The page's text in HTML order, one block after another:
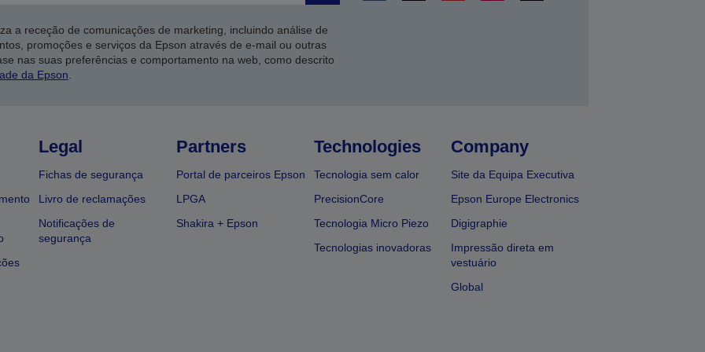
a receção de comunicações de marketing, incluindo análise de
promoções e serviços da Epson através de e-mail ou outras
nas suas preferências e comportamento na web, como descrito
da Epson
Legal
Fichas de segurança
Livro de reclamações
Notificações de
segurança
Partners
Portal de parceiros Epson
LPGA
Shakira + Epson
Technologies
Tecnologia sem calor
PrecisionCore
Tecnologia Micro Piezo
Tecnologias inovadoras
Company
Site da Equipa Executiva
Epson Europe Electronics
Digigraphie
Impressão direta em
vestuário
Global